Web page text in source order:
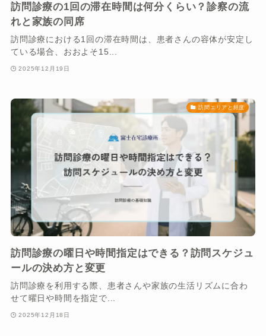
訪問診療の1回の滞在時間は何分くらい？診察の流
れと家族の同席
訪問診療における1回の滞在時間は、患者さんの容体が安定し
ている場合、おおよそ15...
2025年12月19日
訪問エリアと頻度
訪問診療の曜日や時間指定はできる？訪問スケジュ
ールの決め方と変更
訪問診療を利用する際、患者さんや家族の生活リズムに合わ
せて曜日や時間を指定で...
2025年12月18日